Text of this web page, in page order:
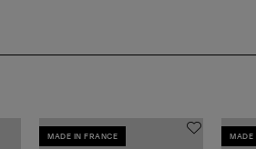
MADE IN FRANCE MADE